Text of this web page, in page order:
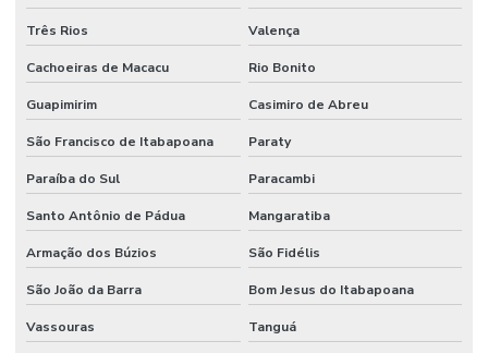
Três Rios Valença
Cachoeiras de Macacu Rio Bonito
Guapimirim Casimiro de Abreu
São Francisco de Itabapoana Paraty
Paraíba do Sul Paracambi
Santo Antônio de Pádua Mangaratiba
Armação dos Búzios São Fidélis
São João da Barra Bom Jesus do Itabapoana
Vassouras Tanguá